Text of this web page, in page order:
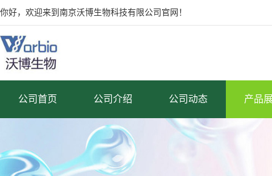
你好，欢迎来到南京沃博生物科技有限公司官网！
公司首页 公司介绍 公司动态 产品